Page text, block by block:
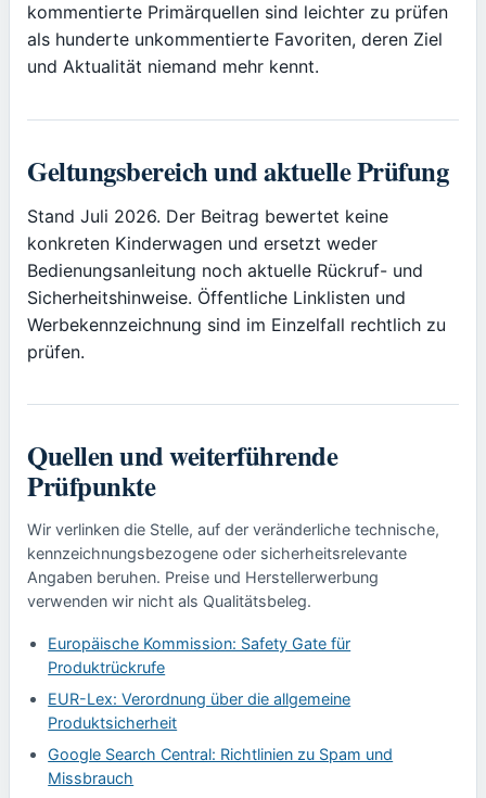
kommentierte Primärquellen sind leichter zu prüfen
als hunderte unkommentierte Favoriten, deren Ziel
und Aktualität niemand mehr kennt.
Geltungsbereich und aktuelle Prüfung
Stand Juli 2026. Der Beitrag bewertet keine
konkreten Kinderwagen und ersetzt weder
Bedienungsanleitung noch aktuelle Rückruf- und
Sicherheitshinweise. Öffentliche Linklisten und
Werbekennzeichnung sind im Einzelfall rechtlich zu
prüfen.
Quellen und weiterführende
Prüfpunkte
Wir verlinken die Stelle, auf der veränderliche technische,
kennzeichnungsbezogene oder sicherheitsrelevante
Angaben beruhen. Preise und Herstellerwerbung
verwenden wir nicht als Qualitätsbeleg.
Europäische Kommission: Safety Gate für
Produktrückrufe
EUR-Lex: Verordnung über die allgemeine
Produktsicherheit
Google Search Central: Richtlinien zu Spam und
Missbrauch